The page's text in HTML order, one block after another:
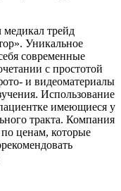
трейд
Уникальное
современные
с простотой
и видеоматериалы
Использование
имеющиеся у
тракта. Компания
по ценам, которые